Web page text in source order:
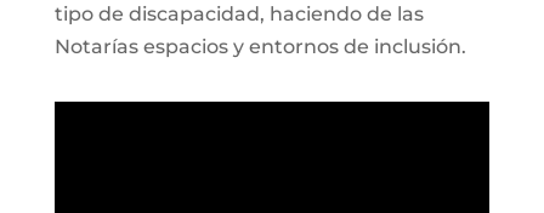
tipo de discapacidad, haciendo de las
Notarías espacios y entornos de inclusión.